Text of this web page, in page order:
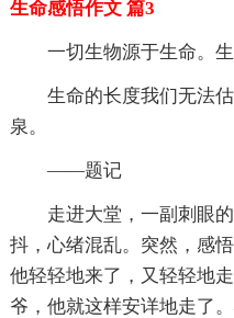
生命感悟作文 篇3
一切生物源于生命。生
生命的长度我们无法估
泉。
——题记
走进大堂，一副刺眼的
抖，心绪混乱。突然，感
他轻轻地来了，又轻轻地
爷，他就这样安详地走了